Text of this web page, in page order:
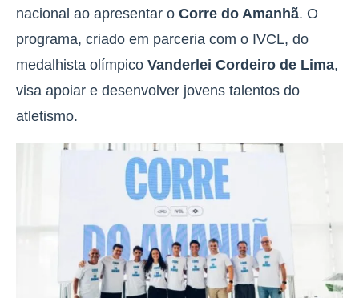
nacional ao apresentar o Corre do Amanhã. O
programa, criado em parceria com o IVCL, do
medalhista olímpico Vanderlei Cordeiro de Lima,
visa apoiar e desenvolver jovens talentos do
atletismo.